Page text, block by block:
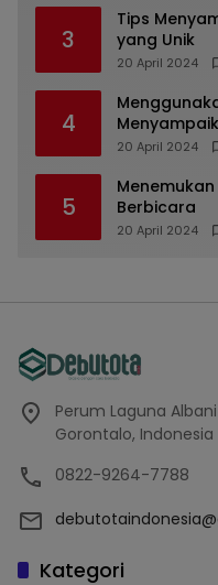
3
Tips
yang Unik
20 April 2024
4
20 April 2024
5
Berbicara
20 April 2024
Perum Laguna
Gorontalo, Indonesia
0822-9264-7788
Kategori